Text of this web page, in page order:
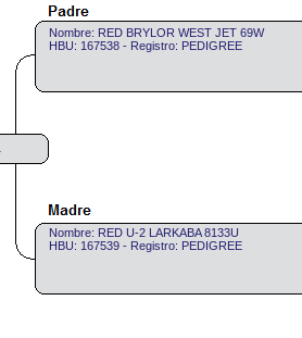
Nombre: RED BRYLOR WEST JET 69W
HBU: 167538 - Registro: PEDIGREE
Nombre: RED U-2 LARKABA 8133U
HBU: 167539 - Registro: PEDIGREE